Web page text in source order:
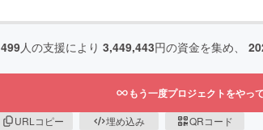
499人の支援により 3,449,443円の資金を集め、
もう一度プロジェクトをやっ
URLコピー 埋め込み QRコード